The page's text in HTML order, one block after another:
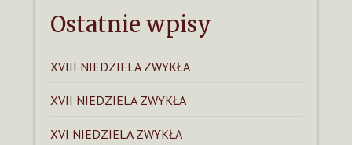
Ostatnie wpisy
XVIII NIEDZIELA ZWYKŁA
XVII NIEDZIELA ZWYKŁA
XVI NIEDZIELA ZWYKŁA